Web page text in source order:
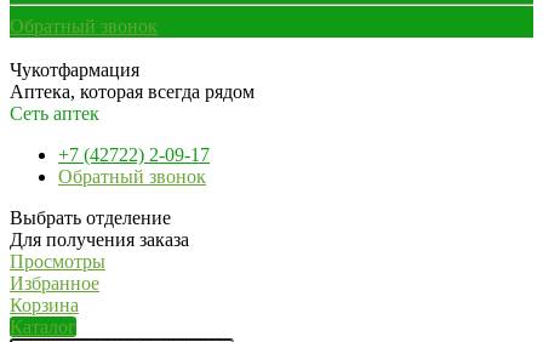
Обратный звонок
Чукотфармация
Аптека, которая всегда рядом
Сеть аптек
+7 (42722) 2-09-17
Обратный звонок
Выбрать отделение
Для получения заказа
Просмотры
Избранное
Корзина
Каталог